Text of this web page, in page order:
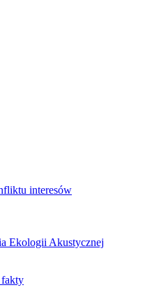
interesów
Ekologii Akustycznej
fakty